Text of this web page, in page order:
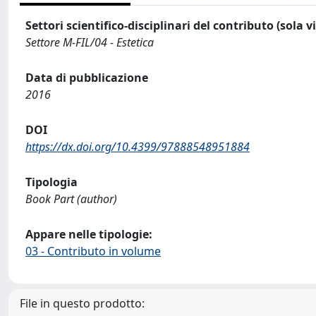
Settori scientifico-disciplinari del contributo (sola
Settore M-FIL/04 - Estetica
Data di pubblicazione
2016
DOI
https://dx.doi.org/10.4399/97888548951884
Tipologia
Book Part (author)
Appare nelle tipologie:
03 - Contributo in volume
File in questo prodotto: